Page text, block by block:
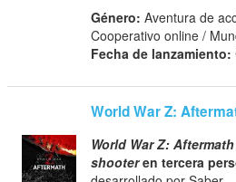
Género: Aventura de
Cooperativo online /
Fecha de lanzamiento:
World War Z:
World War Z: Aftermath
shooteren tercera